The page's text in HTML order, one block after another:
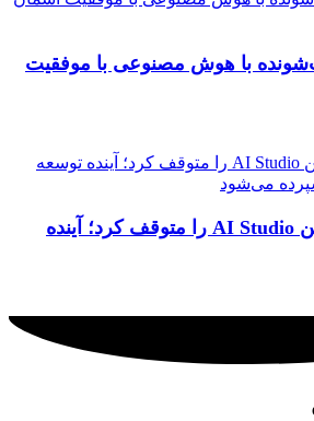
با هوش مصنوعی با موفقیت
گوگل ساخت اپلیکیشن AI Studio را متوقف کرد؛ آینده